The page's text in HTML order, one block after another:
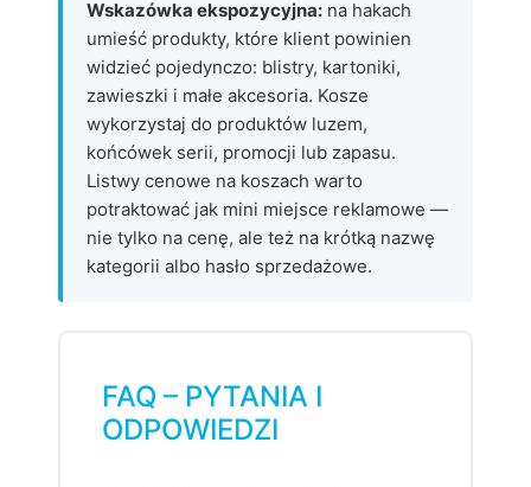
Wskazówka ekspozycyjna: na hakach
umieść produkty, które klient powinien
widzieć pojedynczo: blistry, kartoniki,
zawieszki i małe akcesoria. Kosze
wykorzystaj do produktów luzem,
końcówek serii, promocji lub zapasu.
Listwy cenowe na koszach warto
potraktować jak mini miejsce reklamowe —
nie tylko na cenę, ale też na krótką nazwę
kategorii albo hasło sprzedażowe.
FAQ – PYTANIA I
ODPOWIEDZI